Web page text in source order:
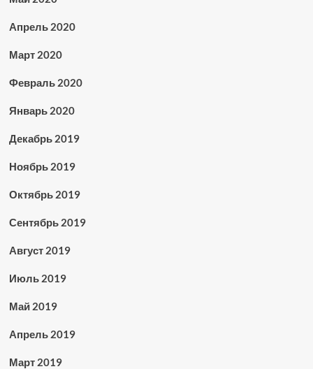
Апрель 2020
Март 2020
Февраль 2020
Январь 2020
Декабрь 2019
Ноябрь 2019
Октябрь 2019
Сентябрь 2019
Август 2019
Июль 2019
Май 2019
Апрель 2019
Март 2019